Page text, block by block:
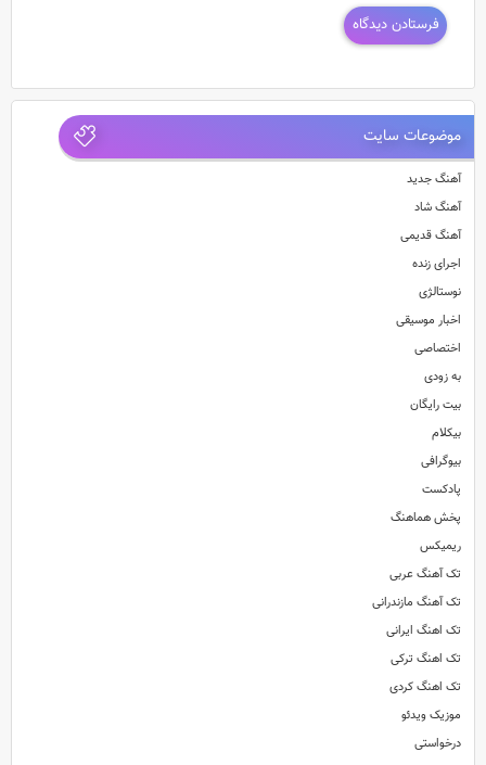
موضوعات سایت
آهنگ جدید
آهنگ شاد
آهنگ قدیمی
اجرای زنده
نوستالژی
اخبار موسیقی
اختصاصی
به زودی
بیت رایگان
بیکلام
بیوگرافی
پادکست
پخش هماهنگ
ریمیکس
تک آهنگ عربی
تک آهنگ مازندرانی
تک اهنگ ایرانی
تک اهنگ ترکی
تک اهنگ کردی
موزیک ویدئو
درخواستی